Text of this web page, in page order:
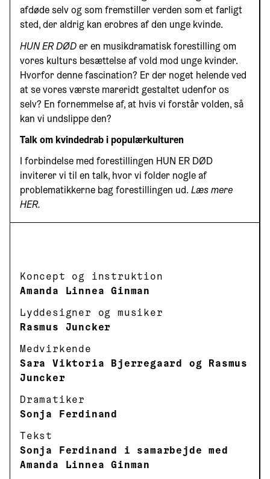
afdøde selv og som fremstiller verden som et farligt
sted, der aldrig kan erobres af den unge kvinde.
HUN ER DØD er en musikdramatisk forestilling om
vores kulturs besættelse af vold mod unge kvinder.
Hvorfor denne fascination? Er der noget helende ved
at se vores værste mareridt gestaltet udenfor os
selv? En fornemmelse af, at hvis vi forstår volden, så
kan vi undslippe den?
Talk om kvindedrab i populærkulturen
I forbindelse med forestillingen HUN ER DØD
inviterer vi til en talk, hvor vi folder nogle af
problematikkerne bag forestillingen ud. Læs mere
HER.
Koncept og instruktion
Amanda Linnea Ginman
Lyddesigner og musiker
Rasmus Juncker
Medvirkende
Sara Viktoria Bjerregaard og Rasmus
Juncker
Dramatiker
Sonja Ferdinand
Tekst
Sonja Ferdinand i samarbejde med
Amanda Linnea Ginman